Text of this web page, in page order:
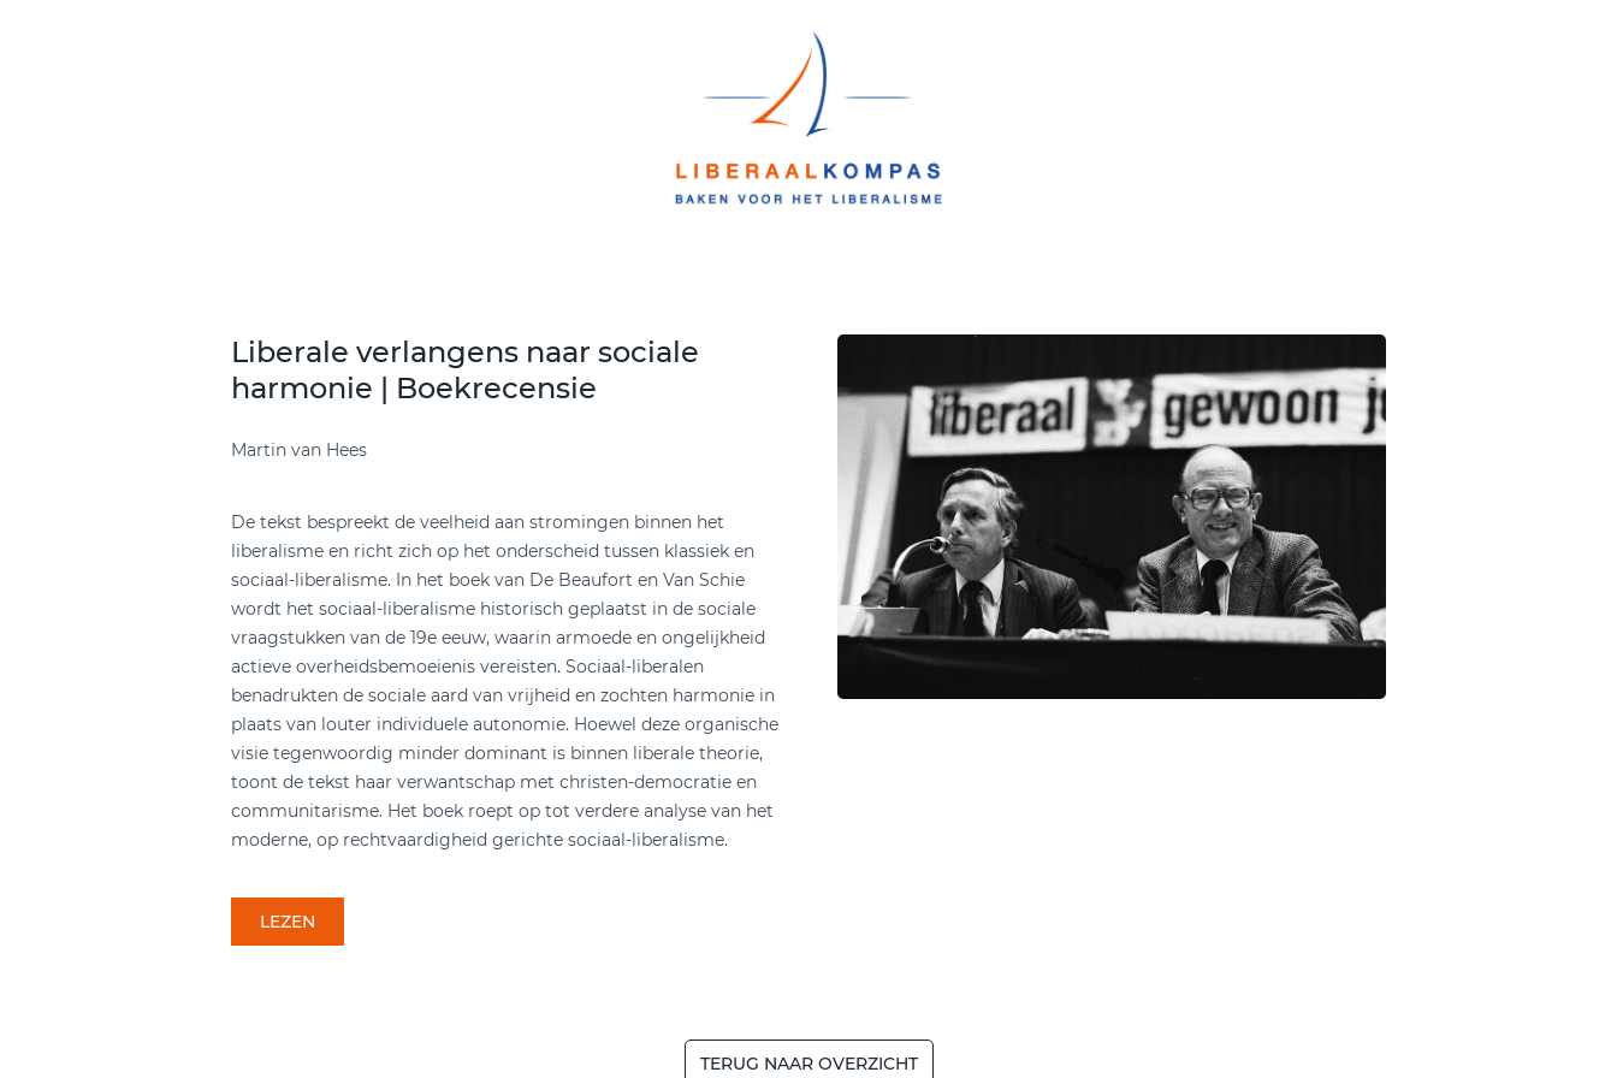
Liberale verlangens naar sociale
harmonie | Boekrecensie
Martin van Hees
De tekst bespreekt de veelheid aan stromingen binnen het
liberalisme en richt zich op het onderscheid tussen klassiek en
sociaal-liberalisme. In het boek van De Beaufort en Van Schie
wordt het sociaal-liberalisme historisch geplaatst in de sociale
vraagstukken van de 19e eeuw, waarin armoede en ongelijkheid
actieve overheidsbemoeienis vereisten. Sociaal-liberalen
benadrukten de sociale aard van vrijheid en zochten harmonie in
plaats van louter individuele autonomie. Hoewel deze organische
visie tegenwoordig minder dominant is binnen liberale theorie,
toont de tekst haar verwantschap met christen-democratie en
communitarisme. Het boek roept op tot verdere analyse van het
moderne, op rechtvaardigheid gerichte sociaal-liberalisme.
LEZEN
TERUG NAAR OVERZICHT